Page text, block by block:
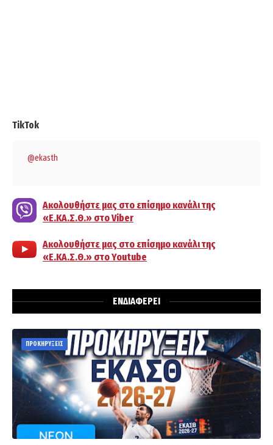
TikTok
@ekasth
Ακολουθήστε μας στο επίσημο κανάλι της
«Ε.ΚΑ.Σ.Θ.» στο Viber
Ακολουθήστε μας στο επίσημο κανάλι της
«Ε.ΚΑ.Σ.Θ.» στο Youtube
ΕΝΔΙΑΦΕΡΕΙ
ΠΡΟΚΗΡΥΞΕΙΣ